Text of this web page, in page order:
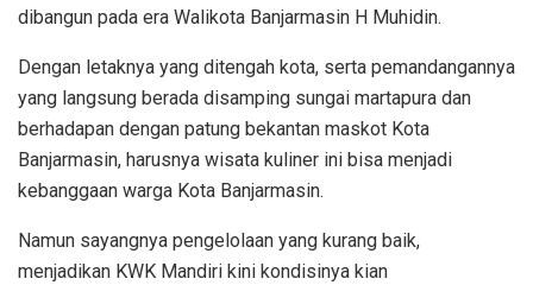
dibangun pada era Walikota Banjarmasin H Muhidin.
Dengan letaknya yang ditengah kota, serta pemandangannya
yang langsung berada disamping sungai martapura dan
berhadapan dengan patung bekantan maskot Kota
Banjarmasin, harusnya wisata kuliner ini bisa menjadi
kebanggaan warga Kota Banjarmasin.
Namun sayangnya pengelolaan yang kurang baik,
menjadikan KWK Mandiri kini kondisinya kian